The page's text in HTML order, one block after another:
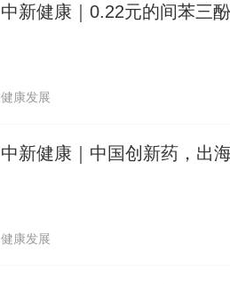
中新健康｜0.22元的间苯三
健康发展
中新健康｜中国创新药，出
健康发展